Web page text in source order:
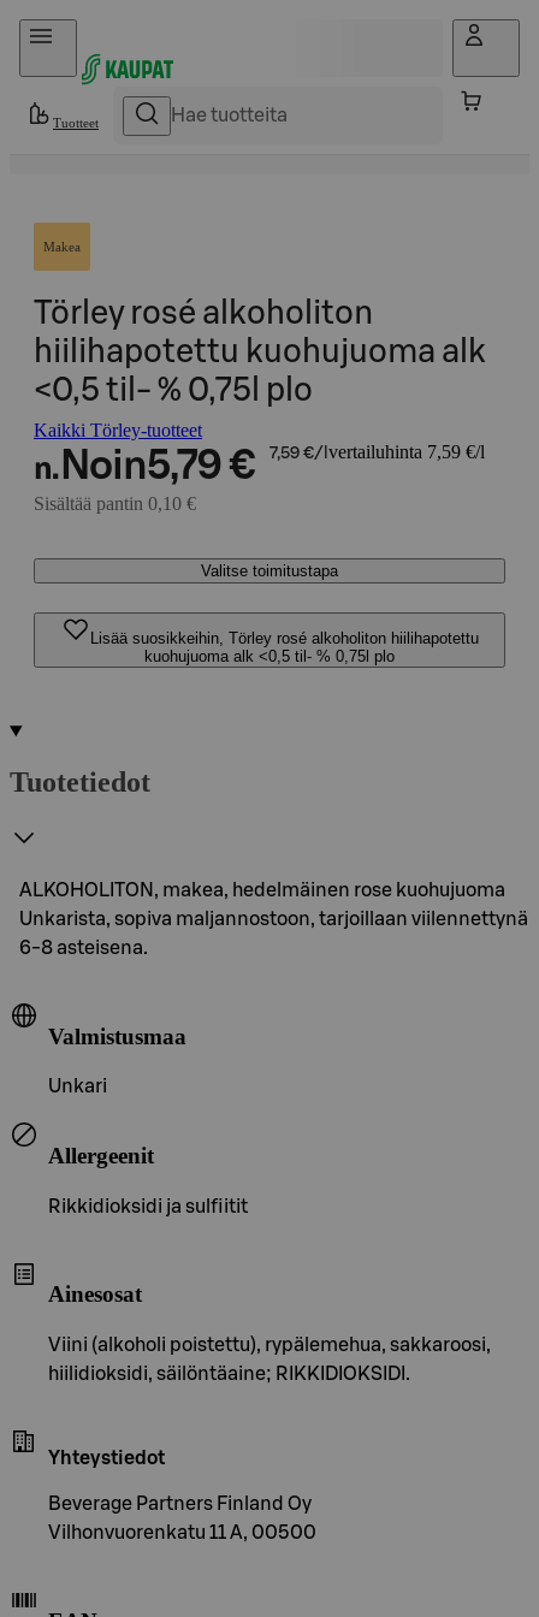
Hyppää sisältöön
Tuotteet
Makea
Törley rosé alkoholiton
hiilihapotettu kuohujuoma alk
<0,5 til- % 0,75l plo
Kaikki Törley-tuotteet
n. Noin5,79 € 7,59 €/l vertailuhinta 7,59 €/l
Sisältää pantin 0,10 €
Valitse toimitustapa
Lisää suosikkeihin, Törley rosé alkoholiton hiilihapotettu
kuohujuoma alk <0,5 til- % 0,75l plo
Tuotetiedot
ALKOHOLITON, makea, hedelmäinen rose kuohujuoma
Unkarista, sopiva maljannostoon, tarjoillaan viilennettynä
6-8 asteisena.
Valmistusmaa
Unkari
Allergeenit
Rikkidioksidi ja sulfiitit
Ainesosat
Viini (alkoholi poistettu), rypälemehua, sakkaroosi,
hiilidioksidi, säilöntäaine; RIKKIDIOKSIDI.
Yhteystiedot
Beverage Partners Finland Oy
Vilhonvuorenkatu 11 A, 00500